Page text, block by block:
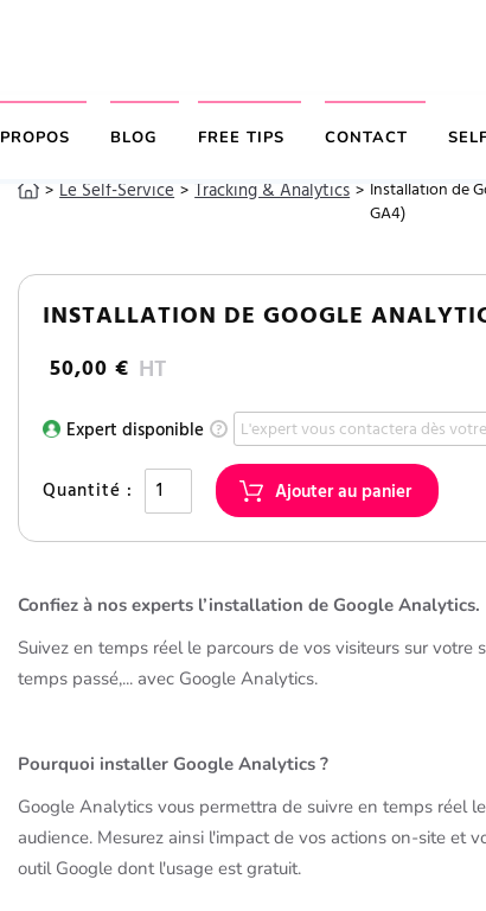
BLOG FREE TIPS CONTACT
> Le Self-Service > Tracking & Analytics > Installation de
GA4)
INSTALLATION DE GOOGLE
50,00 € HT
Expert disponible ? L'expert vous contactera dès
Quantité :
Confiez à nos experts l’installation de Google Analytics.
Suivez en temps réel le parcours de vos visiteurs sur votre
temps passé,... avec Google Analytics.
Pourquoi installer Google Analytics ?
Google Analytics vous permettra de suivre en temps réel
audience. Mesurez ainsi l'impact de vos actions on-site et
outil Google dont l'usage est gratuit.